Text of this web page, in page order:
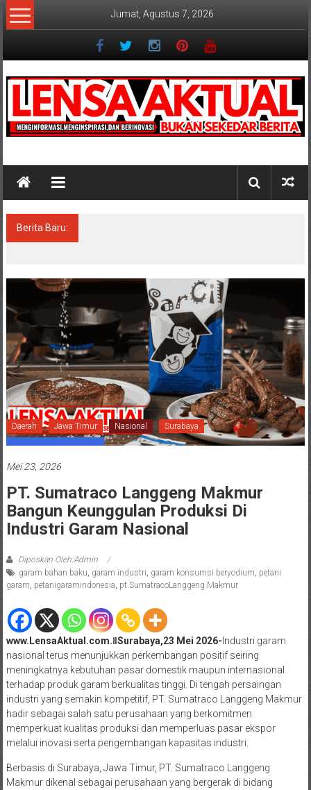
Lompat
ke
Jumat, Agustus 7, 2026
Berita Baru:
Daerah Jawa Timur Nasional Surabaya
Mei 23, 2026
PT. Sumatraco Langgeng Makmur
Bangun Keunggulan Produksi Di
Industri Garam Nasional
Diposkan Oleh:Admin
garam bahan baku garam industri garam konsumsi beryodium petani
garam petanigaramindonesia pt.SumatracoLanggeng Makmur
www.LensaAktual.com.ǁSurabaya,23 Mei 2026- Industri garam
nasional terus menunjukkan perkembangan positif seiring
meningkatnya kebutuhan pasar domestik maupun internasional
terhadap produk garam berkualitas tinggi. Di tengah persaingan
industri yang semakin kompetitif, PT. Sumatraco Langgeng Makmur
hadir sebagai salah satu perusahaan yang berkomitmen
memperkuat kualitas produksi dan memperluas pasar ekspor
melalui inovasi serta pengembangan kapasitas industri.
Berbasis di Surabaya, Jawa Timur, PT. Sumatraco Langgeng
Makmur dikenal sebagai perusahaan yang bergerak di bidang